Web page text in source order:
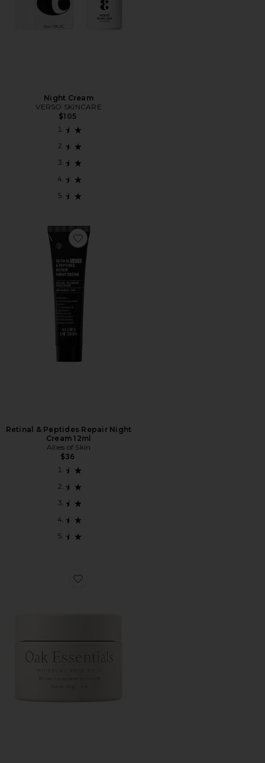
Night Cream
VERSO SKINCARE
$105
Favorite Retinal & Peptides Repair Night Cream 12ml
Retinal & Peptides Repair Night
Cream 12ml
Allies of Skin
$36
Favorite Moisture Rich Balm